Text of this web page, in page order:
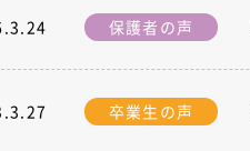
保護者の声
卒業生の声